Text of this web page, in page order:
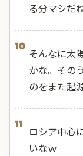
る分マシだね
10
そんなに太
かな。その
のをまた起
11
ロシア中心
いなｗ